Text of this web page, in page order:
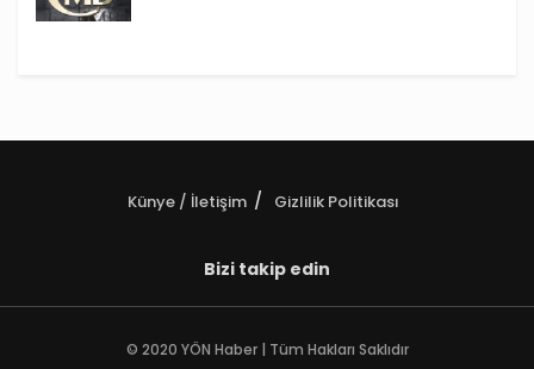
Künye / İletişim Gizlilik Politikası
Bizi takip edin
© 2020 YÖN Haber | Tüm Hakları Saklıdır